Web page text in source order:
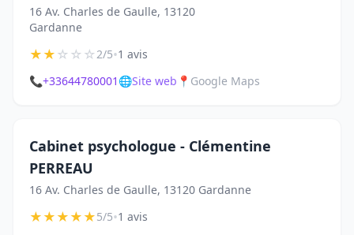
16 Av. Charles de Gaulle, 13120
Gardanne
★★☆☆☆2/5•1 avis
📞+33644780001 🌐Site web 📍 Google Maps
Cabinet psychologue - Clémentine
PERREAU
16 Av. Charles de Gaulle, 13120 Gardanne
★★★★★5/5•1 avis